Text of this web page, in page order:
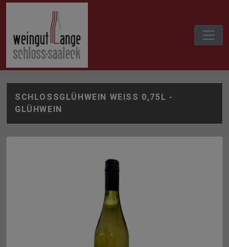
SCHLOSSGLÜHWEIN WEISS 0,75L -
GLÜHWEIN